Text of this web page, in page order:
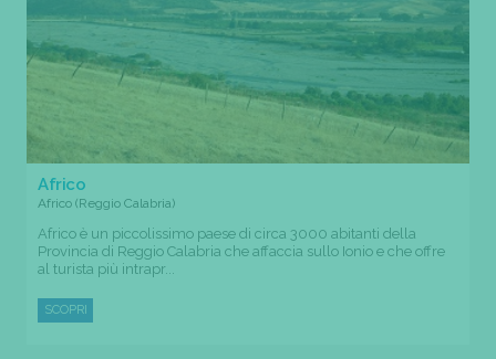
Africo
Africo (Reggio Calabria)
Africo è un piccolissimo paese di circa 3000 abitanti della
Provincia di Reggio Calabria che affaccia sullo Ionio e che offre
al turista più intrapr...
SCOPRI